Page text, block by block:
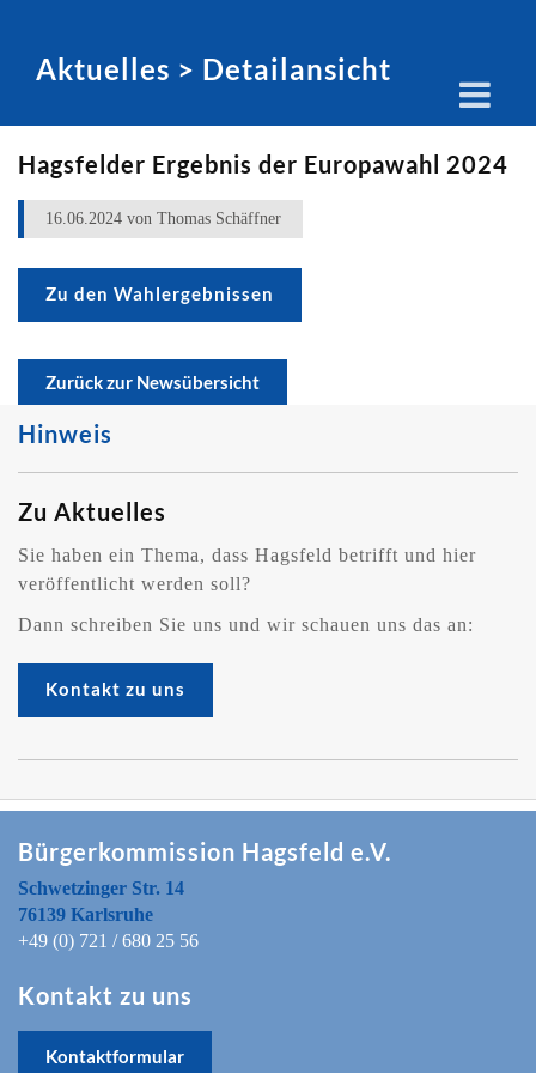
Aktuelles > Detailansicht
Hagsfelder Ergebnis der Europawahl 2024
16.06.2024 von Thomas Schäffner
Zu den Wahlergebnissen
Zurück zur Newsübersicht
Hinweis
Zu Aktuelles
Sie haben ein Thema, dass Hagsfeld betrifft und hier
veröffentlicht werden soll?
Dann schreiben Sie uns und wir schauen uns das an:
Kontakt zu uns
Bürgerkommission Hagsfeld e.V.
Schwetzinger Str. 14
76139 Karlsruhe
+49 (0) 721 / 680 25 56
Kontakt zu uns
Kontaktformular